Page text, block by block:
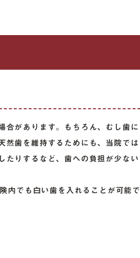
合があります。もちろん、むし歯に
然歯を維持するためにも、当院では
たりするなど、歯への負担が少ない
内でも白い歯を入れることが可能で